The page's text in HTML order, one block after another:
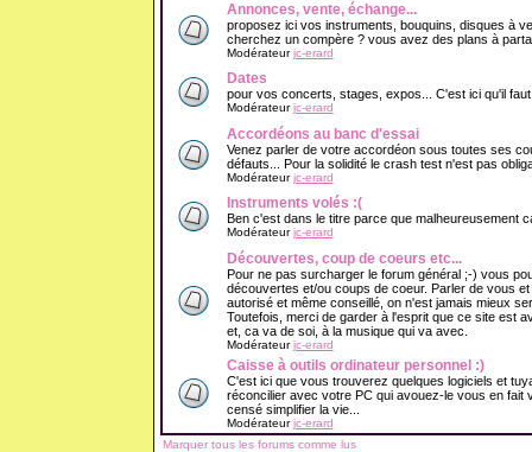
Annonces, vente, échange...
proposez ici vos instruments, bouquins, disques à
cherchez un compère ? vous avez des plans à
Modérateurjc-erard
Dates
pour vos concerts, stages, expos... C'est ici qu'il
Modérateurjc-erard
Accordéons au banc d'essai
Venez parler de votre accordéon sous toutes ses
défauts... Pour la solidité le crash test n'est pas
Modérateurjc-erard
Instruments volés :(
Ben c'est dans le titre parce que malheureusement
Modérateurjc-erard
Découvertes, coup de coeurs etc...
Pour ne pas surcharger le forum général ;-) vous
découvertes et/ou coups de coeur. Parler de vous
autorisé et même conseillé, on n'est jamais mieux
Toutefois, merci de garder à l'esprit que ce site est
et, ca va de soi, à la musique qui va avec.
Modérateurjc-erard
Caisse à outils ordinateur personnel :)
C'est ici que vous trouverez quelques logiciels et
réconcilier avec votre PC qui avouez-le vous en fait
censé simplifier la vie...
Modérateurjc-erard
Marquer tous les forums comme lus